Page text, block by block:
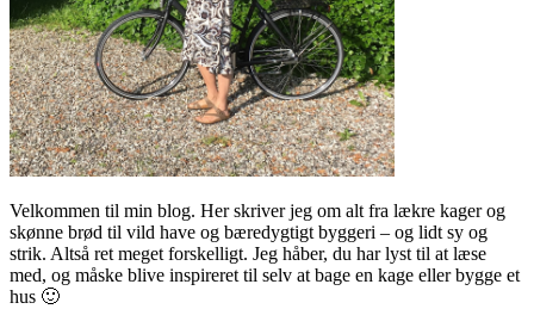
Velkommen til min blog. Her skriver jeg om alt fra lækre kager og
skønne brød til vild have og bæredygtigt byggeri – og lidt sy og
strik. Altså ret meget forskelligt. Jeg håber, du har lyst til at læse
med, og måske blive inspireret til selv at bage en kage eller bygge et
hus 🙂